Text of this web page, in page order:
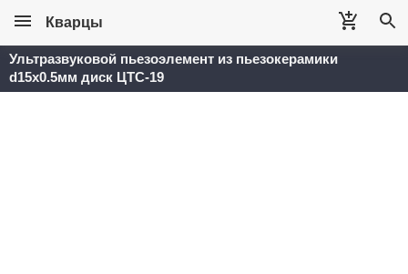
Кварцы
Ультразвуковой пьезоэлемент из пьезокерамики
d15x0.5мм диск ЦТС-19